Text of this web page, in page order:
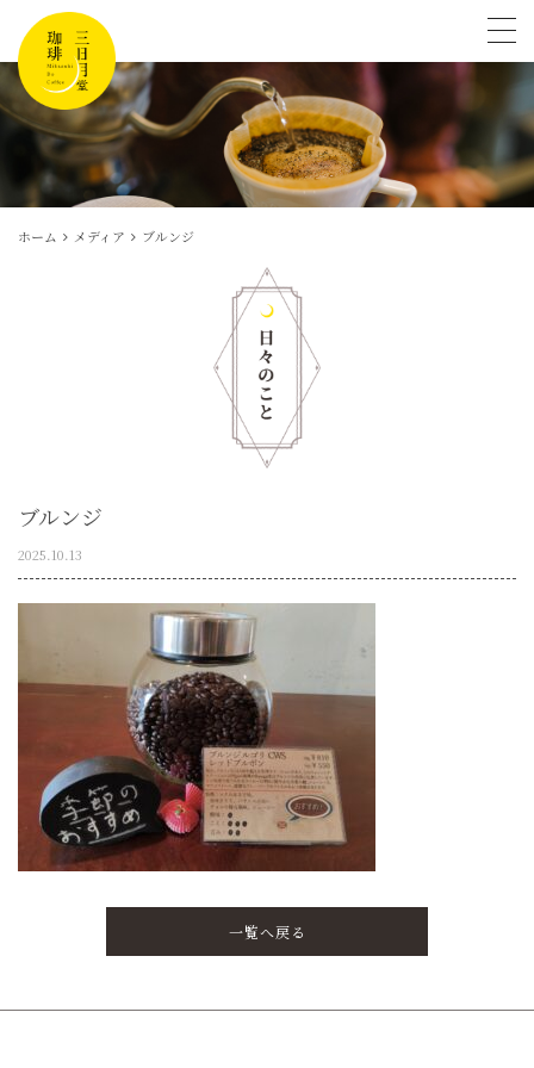
ホーム メディア ブルンジ
ブルンジ
2025.10.13
一覧へ戻る